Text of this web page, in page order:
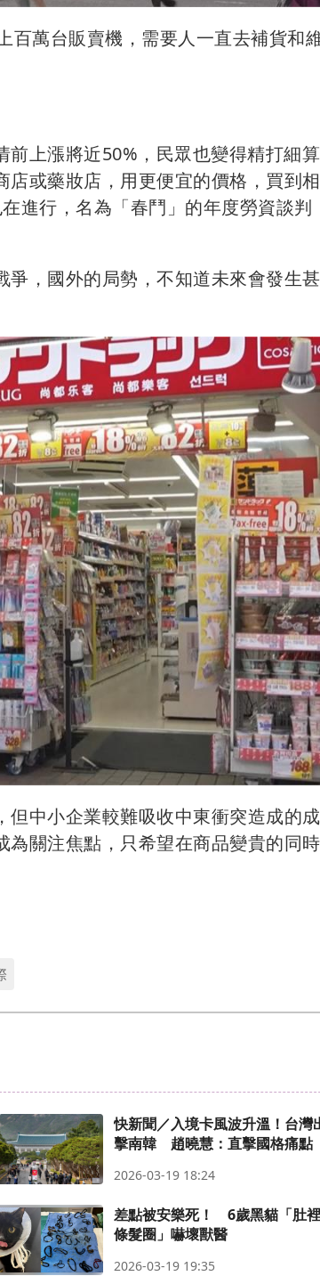
百萬台販賣機，需要人一直去補貨和
上漲將近50%，民眾也變得精打細
或藥妝店，用更便宜的價格，買到
進行，名為「春鬥」的年度勞資談判
，國外的局勢，不知道未來會發生
中小企業較難吸收中東衝突造成的
關注焦點，只希望在商品變貴的同
快新聞／入境卡風波升溫！台灣
擊南韓 趙曉慧：直擊國格痛點
2026-03-19 18:24
差點被安樂死！ 6歲黑貓「肚
條髮圈」嚇壞獸醫
2026-03-19 19:35